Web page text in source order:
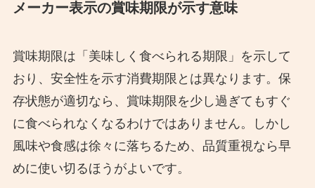
メーカー表示の賞味期限が示す意味
賞味期限は「美味しく食べられる期限」を示して
おり、安全性を示す消費期限とは異なります。保
存状態が適切なら、賞味期限を少し過ぎてもすぐ
に食べられなくなるわけではありません。しかし
風味や食感は徐々に落ちるため、品質重視なら早
めに使い切るほうがよいです。